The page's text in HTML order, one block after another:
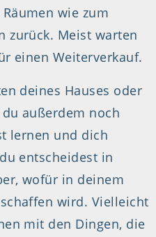
wie zum
zurück. Meist warten
einen Weiterverkauf.
deines Hauses oder
außerdem noch
lernen und dich
entscheidest in
wofür in deinem
wird. Vielleicht
mit den Dingen, die